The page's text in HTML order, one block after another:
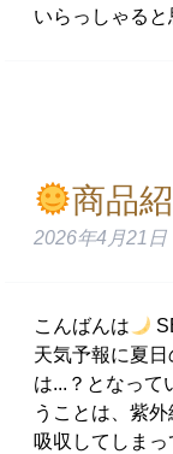
いらっしゃると
商品
2026年4月21日
こんばんは
天気予報に夏
は...？となって
うことは、紫
吸収してしまっ